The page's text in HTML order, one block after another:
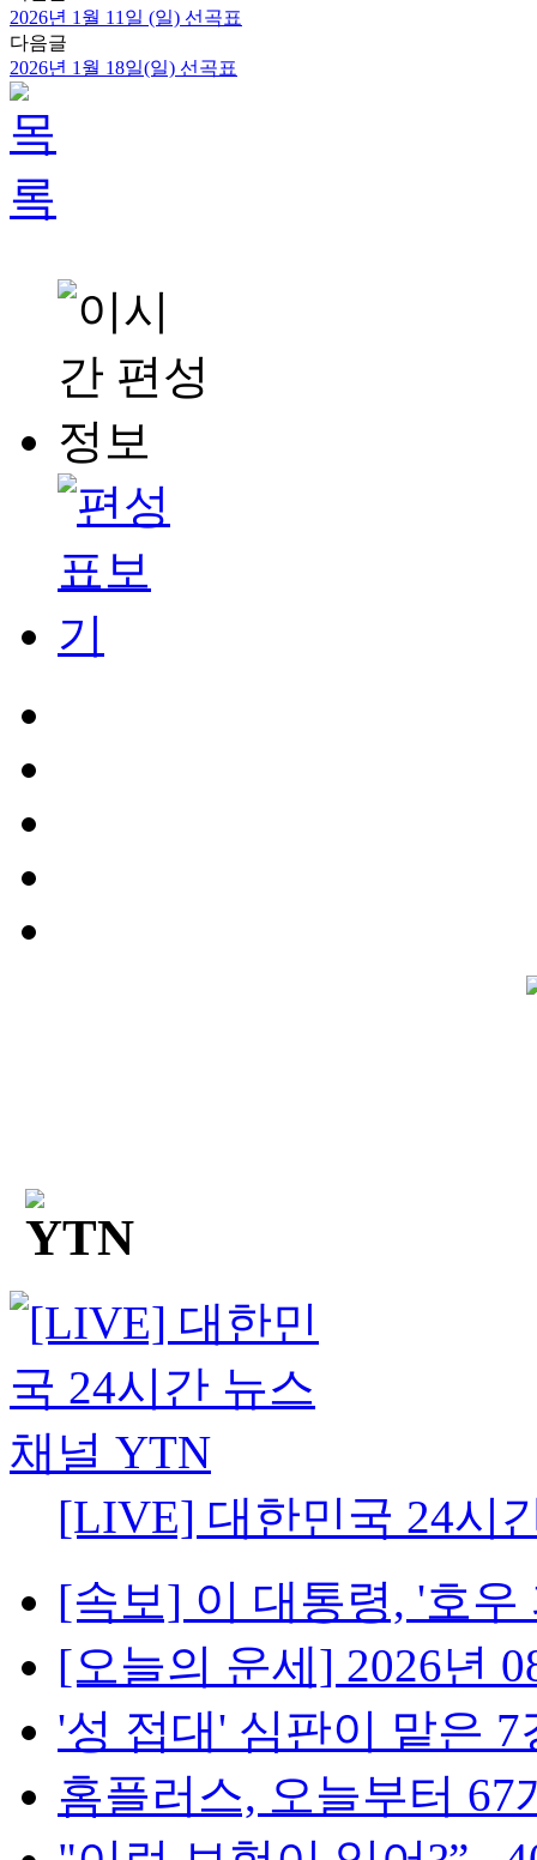
2026년 1월 11일 (일) 선곡표
다음글
2026년 1월 18일(일) 선곡표
[LIVE] 대한민국 24시
[속보] 이 대통령, '호우
[오늘의 운세] 2026년
'성 접대' 심판이 맡은 7
홈플러스, 오늘부터 67